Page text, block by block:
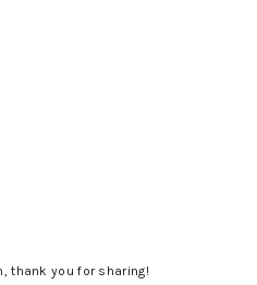
thank you for sharing!